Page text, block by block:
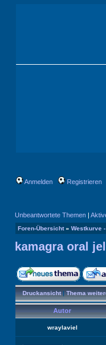
Anmelden Registrieren
Unbeantwortete Themen |
Foren-Übersicht» Westkurve
kamagra oral
Druckansicht|Thema
Autor
wraylaviel